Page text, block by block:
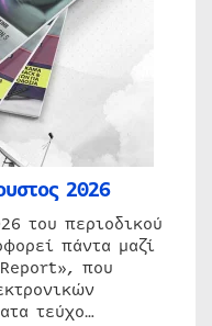
2026
του περιοδικού
πάντα μαζί
που
τεύχο…